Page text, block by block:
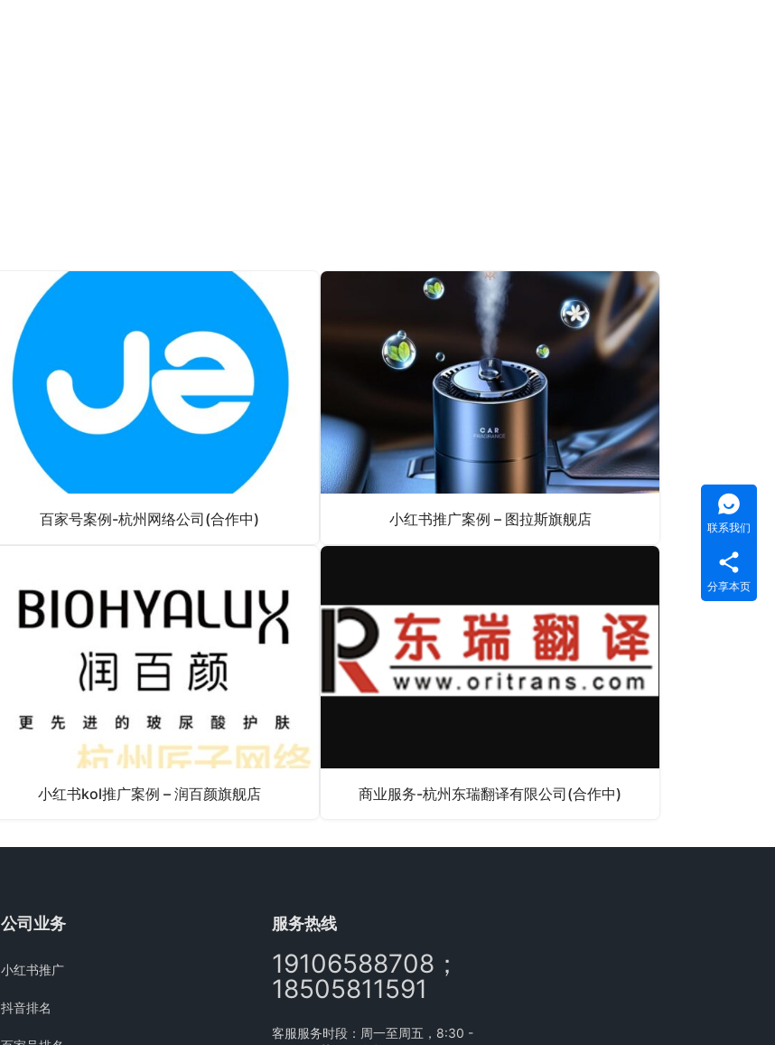
百家号案例-杭州网络公司(合作中) 小红书推广案例 – 图拉斯旗舰店
小红书kol推广案例 – 润百颜旗舰店 商业服务-杭州东瑞翻译有限公司(合作中)
公司业务
小红书推广
抖音排名
服务热线
19106588708；
18505811591
客服服务时段：周一至周五，8:30 -
联系我们
分享本页